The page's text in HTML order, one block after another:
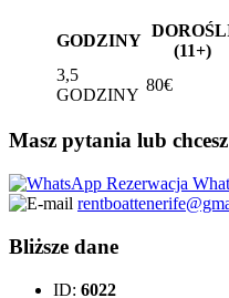
GODZINY
(11+)
3,5
GODZINY
80€
Masz pytania lub
Rezerwacja
Bliższe dane
ID: 6022